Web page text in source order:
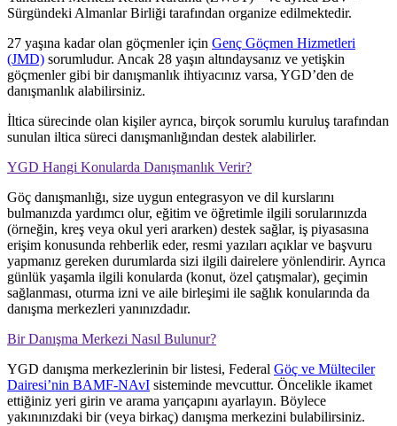
Sürgündeki Almanlar Birliği tarafından organize edilmektedir.
27 yaşına kadar olan göçmenler için Genç Göçmen Hizmetleri
(JMD) sorumludur. Ancak 28 yaşın altındaysanız ve yetişkin
göçmenler gibi bir danışmanlık ihtiyacınız varsa, YGD’den de
danışmanlık alabilirsiniz.
İltica sürecinde olan kişiler ayrıca, birçok sorumlu kuruluş tarafından
sunulan iltica süreci danışmanlığından destek alabilirler.
YGD Hangi Konularda Danışmanlık Verir?
Göç danışmanlığı, size uygun entegrasyon ve dil kurslarını
bulmanızda yardımcı olur, eğitim ve öğretimle ilgili sorularınızda
(örneğin, kreş veya okul yeri ararken) destek sağlar, iş piyasasına
erişim konusunda rehberlik eder, resmi yazıları açıklar ve başvuru
yapmanız gereken durumlarda sizi ilgili dairelere yönlendirir. Ayrıca
günlük yaşamla ilgili konularda (konut, özel çatışmalar), geçimin
sağlanması, oturma izni ve aile birleşimi ile sağlık konularında da
danışma merkezleri yanınızdadır.
Bir Danışma Merkezi Nasıl Bulunur?
YGD danışma merkezlerinin bir listesi, Federal Göç ve Mülteciler
Dairesi’nin BAMF-NAvI sisteminde mevcuttur. Öncelikle ikamet
ettiğiniz yeri girin ve arama yarıçapını ayarlayın. Böylece
yakınınızdaki bir (veya birkaç) danışma merkezini bulabilirsiniz.